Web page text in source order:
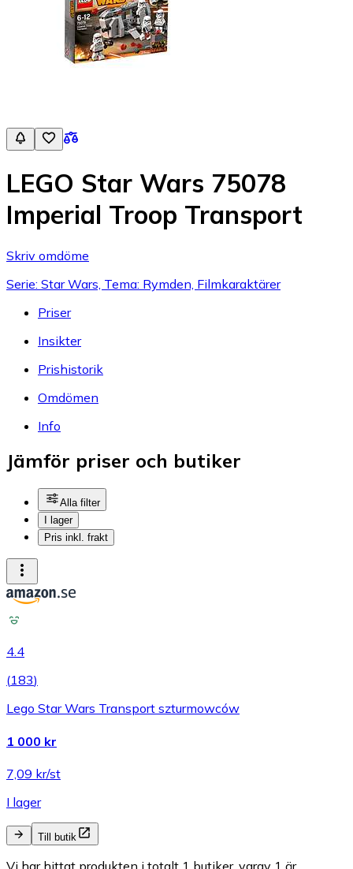
LEGO Star Wars 75078
Imperial Troop Transport
Skriv omdöme
Serie: Star Wars, Tema: Rymden, Filmkaraktärer
Priser
Insikter
Prishistorik
Omdömen
Info
Jämför priser och butiker
Alla filter
I lager
Pris inkl. frakt
4.4
(183)
Lego Star Wars Transport szturmowców
1 000 kr
7,09 kr/st
I lager
Till butik
Vi har hittat produkten i totalt 1 butiker, varav 1 är